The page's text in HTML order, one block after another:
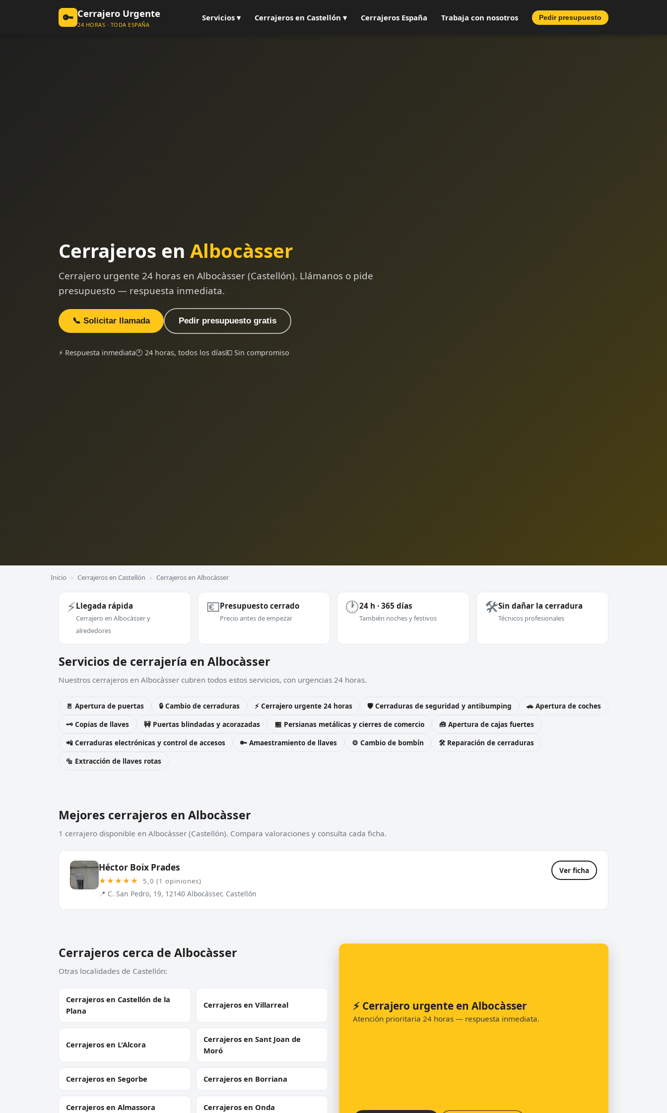
🔑 Cerrajero Urgente
24 HORAS · TODA ESPAÑA
Servicios ▾ Cerrajeros en Castellón ▾ Cerrajeros España Trabaja con nosotros Pedir presupuesto
Cerrajeros en Albocàsser
Cerrajero urgente 24 horas en Albocàsser (Castellón). Llámanos o pide
presupuesto — respuesta inmediata.
📞 Solicitar llamada Pedir presupuesto gratis
⚡ Respuesta inmediata🕐 24 horas, todos los días💶 Sin compromiso
Inicio › Cerrajeros en Castellón › Cerrajeros en Albocàsser
⚡Llegada rápida
Cerrajero en Albocàsser y
alrededores
💶Presupuesto cerrado
Precio antes de empezar
🕐24 h · 365 días
También noches y festivos
🛠️Sin dañar la cerradura
Técnicos profesionales
Servicios de cerrajería en Albocàsser
Nuestros cerrajeros en Albocàsser cubren todos estos servicios, con urgencias 24 horas.
🚪 Apertura de puertas 🔒 Cambio de cerraduras ⚡ Cerrajero urgente 24 horas 🛡️ Cerraduras de seguridad y antibumping
🚗 Apertura de coches
🗝️ Copias de llaves
🚧 Puertas blindadas y acorazadas 🏪 Persianas metálicas y cierres de comercio
🧰 Apertura de cajas fuertes
📲 Cerraduras electrónicas y control de accesos
🔑 Amaestramiento de llaves ⚙️ Cambio de bombín
🛠️ Reparación de cerraduras
🔩 Extracción de llaves rotas
Mejores cerrajeros en Albocàsser
1 cerrajero disponible en Albocàsser (Castellón). Compara valoraciones y consulta cada ficha.
Héctor Boix Prades
★★★★★ 5,0 (1 opiniones)
📍 C. San Pedro, 19, 12140 Albocàsser, Castellón
Ver ficha
Cerrajeros cerca de Albocàsser
Otras localidades de Castellón:
Cerrajeros en Castellón de la
Plana
Cerrajeros en Villarreal
Cerrajeros en L'Alcora
Cerrajeros en Sant Joan de
Moró
Cerrajeros en Segorbe Cerrajeros en Borriana
Cerrajeros en Almassora Cerrajeros en Onda
⚡ Cerrajero urgente en Albocàsser
Atención prioritaria 24 horas — respuesta inmediata.